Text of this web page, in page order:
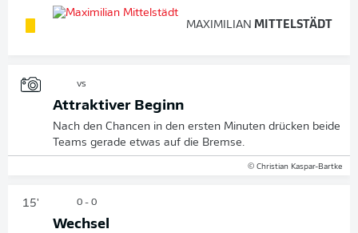
MAXIMILIAN MITTELSTÄDT
vs
Attraktiver Beginn
Nach den Chancen in den ersten Minuten drücken beide
Teams gerade etwas auf die Bremse.
© Christian Kaspar-Bartke
15' 0 - 0
Wechsel